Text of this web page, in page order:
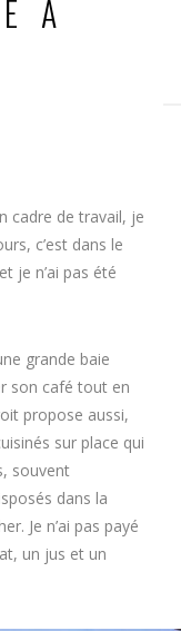
À
cadre de travail, je
c’est dans le
je n’ai pas été
grande baie
son café tout en
propose aussi,
sur place qui
souvent
dans la
Je n’ai pas payé
un jus et un